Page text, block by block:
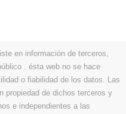
en información de terceros,
. ésta web no se hace
o fiabilidad de los datos. Las
propiedad de dichos terceros y
e independientes a las